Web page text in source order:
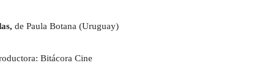
de Paula Botana (Uruguay)
Bitácora Cine